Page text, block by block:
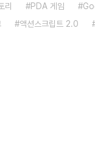
리 PDA 게임
액션스크립트 2.0